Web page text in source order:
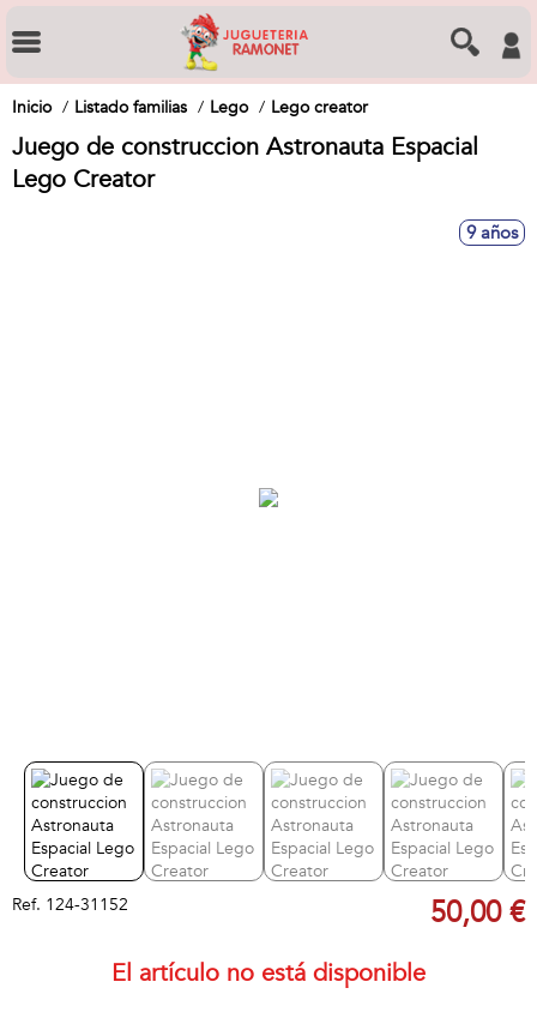
Inicio Listado familias Lego Lego creator
Juego de construccion Astronauta Espacial
Lego Creator
9 años
Ref. 124-31152 50,00 €
El artículo no está disponible